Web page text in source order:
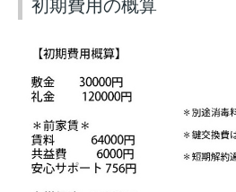
初期費用の概算